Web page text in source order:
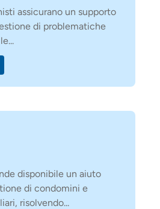
assicurano un supporto
di problematiche
disponibile un aiuto
di condomini e
risolvendo...